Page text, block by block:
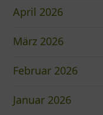
April 2026
März 2026
Februar 2026
Januar 2026